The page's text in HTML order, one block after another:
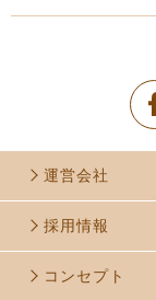
運営会社
採用情報
コンセプト